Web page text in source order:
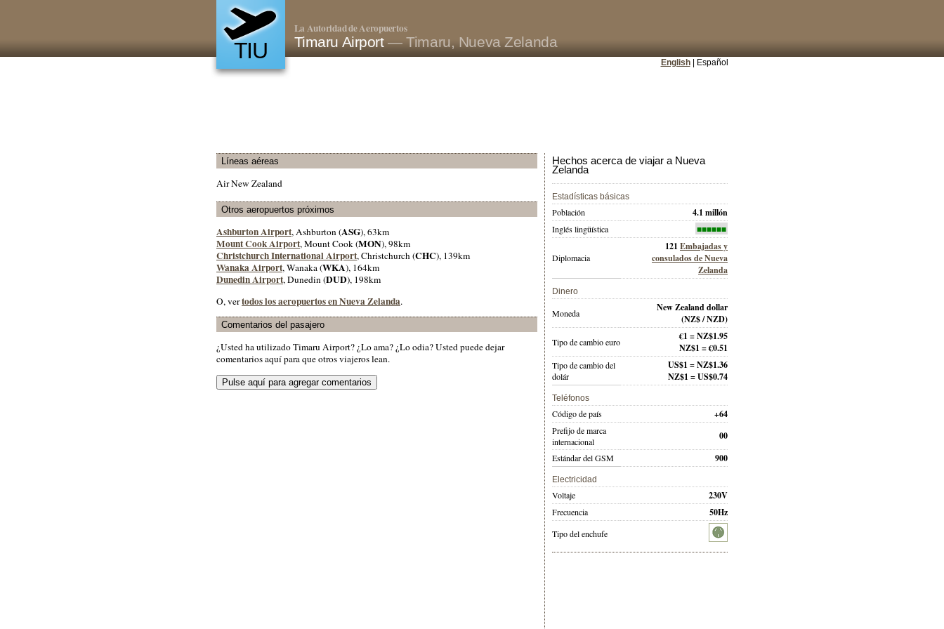
TIU
La Autoridad de Aeropuertos
Timaru Airport— Timaru, Nueva Zelanda
English| Español
Líneas aéreas
Air New Zealand
Otros aeropuertos próximos
Ashburton Airport, Ashburton (ASG), 63km
Mount Cook Airport, Mount Cook (MON), 98km
Christchurch International Airport, Christchurch (CHC), 139km
Wanaka Airport, Wanaka (WKA), 164km
Dunedin Airport, Dunedin (DUD), 198km
O, vertodos los aeropuertos en Nueva Zelanda.
Comentarios del pasajero
¿Usted ha utilizado Timaru Airport? ¿Lo ama? ¿Lo odia? Usted puede dejar
comentarios aquí para que otros viajeros lean.
Hechos acerca de viajar a Nueva
Zelanda
Estadísticas básicas
Población 4.1 millón
Inglés lingüística ■■■■■■
Diplomacia
121 Embajadas y
consulados de Nueva
Zelanda
Dinero
Moneda
New Zealand dollar
(NZ$ / NZD)
Tipo de cambio euro
€1 = NZ$1.95
NZ$1 = €0.51
Tipo de cambio del
dolár
US$1 = NZ$1.36
NZ$1 = US$0.74
Teléfonos
Código de país +64
Prefijo de marca
internacional
00
Estándar del GSM 900
Electricidad
Voltaje 230V
Frecuencia 50Hz
Tipo del enchufe